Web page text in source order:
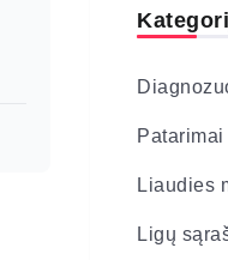
Patarimai
Liaudies
Ligų